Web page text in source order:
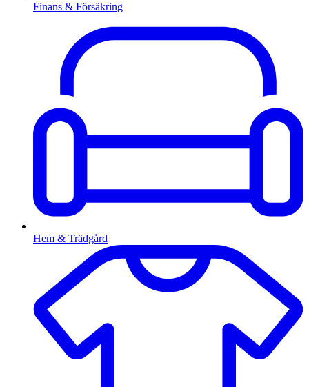
Finans & Försäkring
Hem & Trädgård